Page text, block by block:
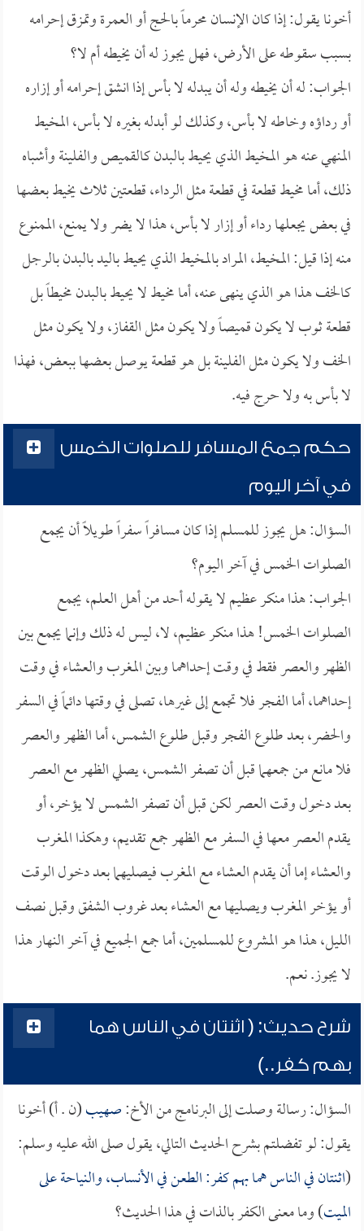
أخونا يقول: إذا كان الإنسان محرماً بالحج أو العمرة وتمزق إحرامه
بسبب سقوطه على الأرض، فهل يجوز له أن يخيطه أم لا؟
الجواب: له أن يخيطه وله أن يبدله لا بأس إذا انشق إحرامه أو إزاره
أو رداؤه وخاطه لا بأس، وكذلك لو أبدله بغيره لا بأس، المخيط
المنهي عنه هو المخيط الذي يحيط بالبدن كالقميص والفلينة وأشباه
ذلك، أما مخيط قطعة في قطعة مثل الرداء، قطعتين ثلاث يخيط بعضها
في بعض يجعلها رداء أو إزار لا بأس، هذا لا يضر ولا يمنع، الممنوع
منه إذا قيل: المخيط، المراد بالمخيط الذي يحيط باليد بالبدن بالرجل
كالخف هذا هو الذي ينهى عنه، أما مخيط لا يحيط بالبدن مخيطاً بل
قطعة ثوب لا يكون قميصاً ولا يكون مثل القفاز، ولا يكون مثل
الخف ولا يكون مثل الفلينة بل هو قطعة يوصل بعضها ببعض، فهذا
لا بأس به ولا حرج فيه.
حكم جمع المسافر للصلوات الخمس
في آخر اليوم
السؤال: هل يجوز للمسلم إذا كان مسافراً سفراً طويلاً أن يجمع
الصلوات الخمس في آخر اليوم؟
الجواب: هذا منكر عظيم لا يقوله أحد من أهل العلم، يجمع
الصلوات الخمس! هذا منكر عظيم، لا، ليس له ذلك وإنما يجمع بين
الظهر والعصر فقط في وقت إحداهما وبين المغرب والعشاء في وقت
إحداهما، أما الفجر فلا تجمع إلى غيرها، تصلى في وقتها دائماً في السفر
والحضر، بعد طلوع الفجر وقبل طلوع الشمس، أما الظهر والعصر
فلا مانع من جمعهما قبل أن تصفر الشمس، يصلي الظهر مع العصر
بعد دخول وقت العصر لكن قبل أن تصفر الشمس لا يؤخر، أو
يقدم العصر معها في السفر مع الظهر جمع تقديم، وهكذا المغرب
والعشاء إما أن يقدم العشاء مع المغرب فيصليهما بعد دخول الوقت
أو يؤخر المغرب ويصليها مع العشاء بعد غروب الشفق وقبل نصف
الليل، هذا هو المشروع للمسلمين، أما جمع الجميع في آخر النهار هذا
لا يجوز. نعم.
شرح حديث: ( اثنتان في الناس هما
بهم كفر..)
السؤال: رسالة وصلت إلى البرنامج من الأخ:صهيب(ن . أ) أخونا
يقول: لو تفضلتم بشرح الحديث التالي، يقول صلى الله عليه وسلم:
(اثنتان في الناس هما بهم كفر: الطعن في الأنساب، والنياحة على
الميت) وما معنى الكفر بالذات في هذا الحديث؟